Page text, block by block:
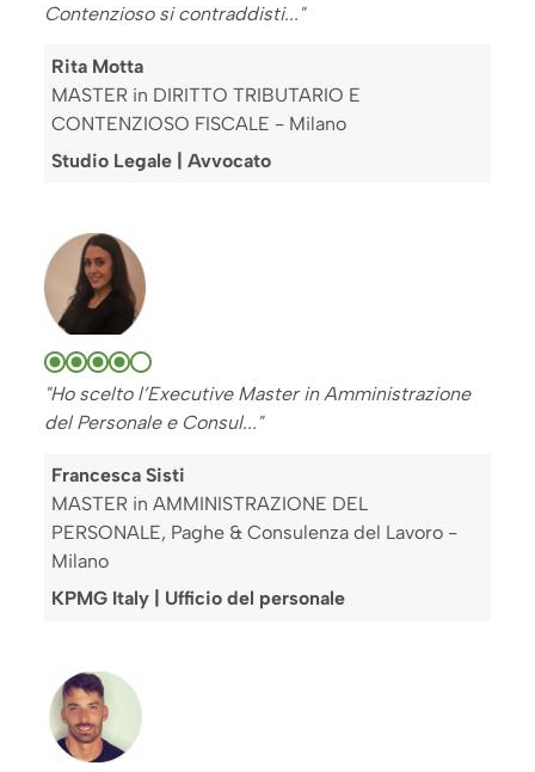
Contenzioso si contraddisti..."
Rita Motta
MASTER in DIRITTO TRIBUTARIO E
CONTENZIOSO FISCALE - Milano
Studio Legale | Avvocato
"Ho scelto l’Executive Master in Amministrazione
del Personale e Consul..."
Francesca Sisti
MASTER in AMMINISTRAZIONE DEL
PERSONALE, Paghe & Consulenza del Lavoro -
Milano
KPMG Italy | Ufficio del personale